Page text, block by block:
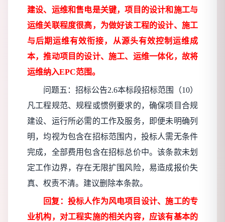
建设、运维和售电是关键，项目的设计和施工与
运维关联程度很高，为做好该工程的设计、施工
与后期运维有效衔接，从源头有效控制运维成
本，推动项目的设计、施工、运维一体化，故将
运维纳入EPC范围。
问题五：招标公告2.6本标段招标范围（10）
凡工程规范、规程或惯例要求的，确保项目合规
建设、运行所必需的工作及服务，即便未明确列
明，均视为包含在招标范围内，投标人需无条件
完成，全部费用包含在招标总价中。该条款未划
定工作边界，存在无限扩围风险，易造成报价失
真、权责不清。建议删除本条款。
回复：投标人作为风电项目设计、施工的专
业机构，对工程实施的相关内容，应该有基本的